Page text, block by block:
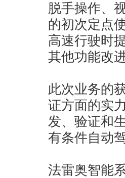
脱手操作、
的初次定点
高速行驶时
其他功能改进
此次业务的
证方面的实
发、验证和
有条件自动
法雷奥智能